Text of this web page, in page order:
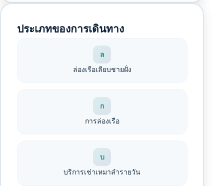
ประเภทของการเดินทาง
ล
ล่องเรือเลียบชายฝั่ง
ก
การล่องเรือ
บ
บริการเช่าเหมาลำรายวัน